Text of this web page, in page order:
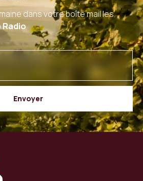
dans votre boîte mail les
Radio
Envoyer